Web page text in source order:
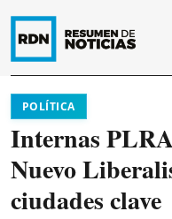
POLÍTICA
Internas
Nuevo
ciudades clave